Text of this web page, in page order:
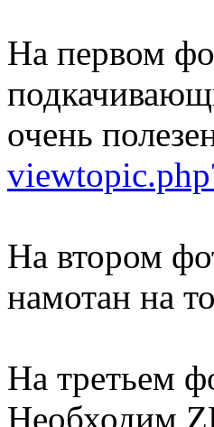
На первом
очень
На втором
намотан на
На третьем
Необходим